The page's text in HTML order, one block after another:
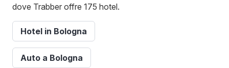
dove Trabber offre 175 hotel.
Hotel in Bologna
Auto a Bologna